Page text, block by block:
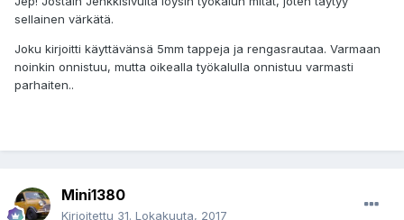
sellainen värkätä.
Joku kirjoitti käyttävänsä 5mm tappeja ja rengasrautaa. Varmaan
noinkin onnistuu, mutta oikealla työkalulla onnistuu varmasti
parhaiten..
Mini1380
Kirjoitettu 31. Lokakuuta, 2017